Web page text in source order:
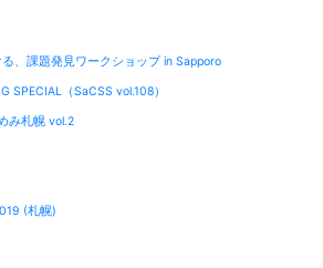
、課題発見ワークショップ in Sapporo
SPECIAL（SaCSS vol.108）
み札幌 vol.2
(札幌)